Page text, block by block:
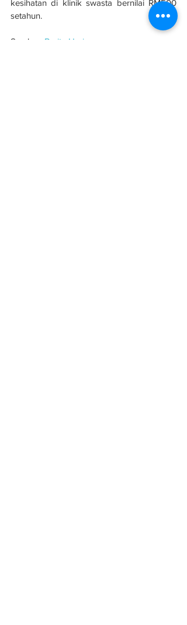
kesihatan di klinik swasta bernilai RM500
setahun.
Sumber: Berita Harian